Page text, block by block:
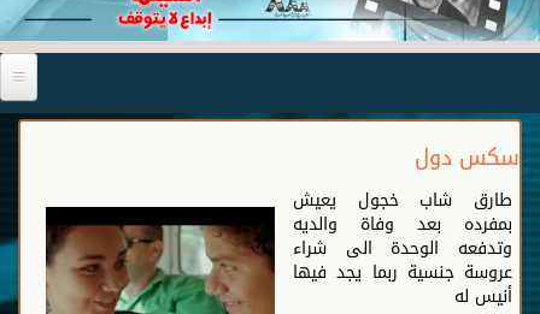
سكس دول
طارق شاب خجول يعيش
بمفرده بعد وفاة والديه
وتدفعه الوحدة الى شراء
عروسة جنسية ربما يجد فيها
أنيس له